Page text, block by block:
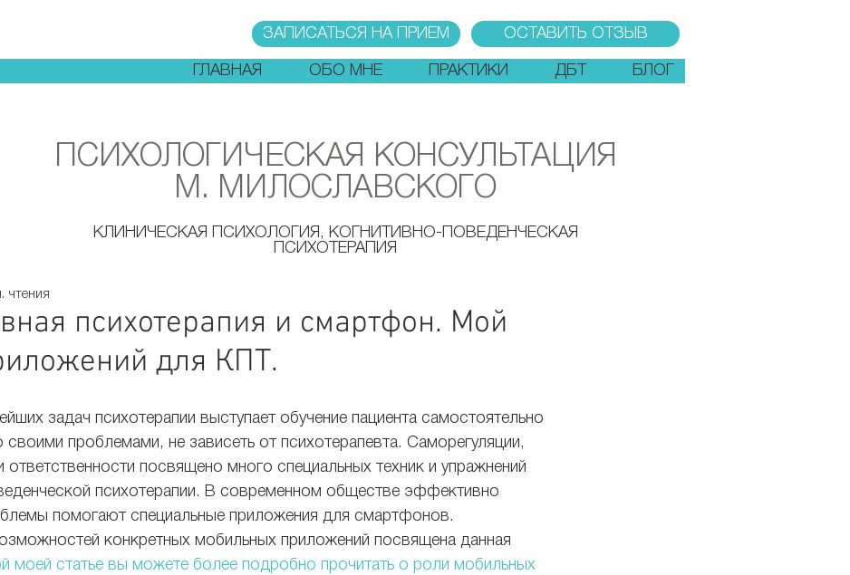
ЗАПИСАТЬСЯ НА ПРИЕМ ОСТАВИТЬ ОТЗЫВ
ГЛАВНАЯ ОБО МНЕ ПРАКТИКИ ДБТ БЛОГ
психотерапия и смартфон. Мой
для КПТ.
чтения
задач психотерапии выступает обучение пациента самостоятельно
своими проблемами, не зависеть от психотерапевта. Саморегуляции,
ответственности посвящено много специальных техник и упражнений
психотерапии. В современном обществе эффективно
помогают специальные приложения для смартфонов.
конкретных мобильных приложений посвящена данная
моей статье вы можете более подробно прочитать о роли мобильных
КЛИНИЧЕСКАЯ ПСИХОЛОГИЯ, КОГНИТИВНО-ПОВЕДЕНЧЕСКАЯ
ПСИХОТЕРАПИЯ
ПСИХОЛОГИЧЕСКАЯ КОНСУЛЬТАЦИЯ
М. МИЛОСЛАВСКОГО